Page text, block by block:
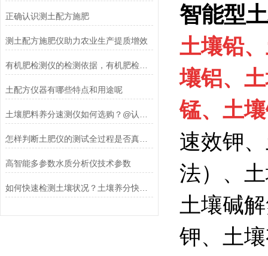
正确认识测土配方施肥
测土配方施肥仪助力农业生产提质增效
土配方仪器有哪些特点和用途呢
怎样判断土肥仪的测试全过程是否真快捷？
高智能多参数水质分析仪技术参数
如何快速检测土壤状况？土壤养分快速检测仪的使用方法
智能型
土壤铅
壤铝、
锰、土
速效钾
法）、
土壤碱
钾、土